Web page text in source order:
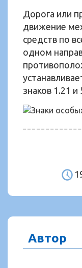
Дорога или
движение
средств по
одном
знаков 1.21 и
Автор